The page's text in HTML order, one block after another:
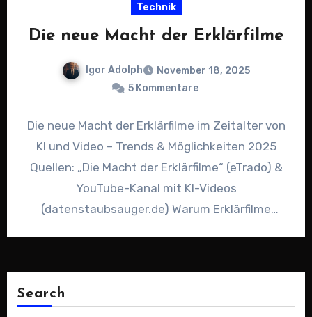
Technik
Die neue Macht der Erklärfilme
Igor Adolph
November 18, 2025
5 Kommentare
Die neue Macht der Erklärfilme im Zeitalter von
KI und Video – Trends & Möglichkeiten 2025
Quellen: „Die Macht der Erklärfilme“ (eTrado) &
YouTube-Kanal mit KI-Videos
(datenstaubsauger.de) Warum Erklärfilme
Search